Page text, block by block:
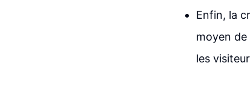
Enfin, la
moyen
les